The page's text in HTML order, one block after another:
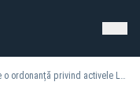
Guvernul pregătește o ordonanță privind activele Lukoil. Dogioiu: „România va fi solidară în aplicarea sancțiunilor”